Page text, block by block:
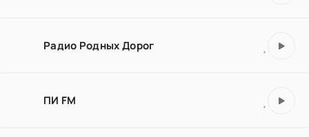
Радио Родных Дорог
ПИ FM